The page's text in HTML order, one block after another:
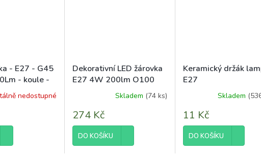
- E27 - G45
- koule -
nedostupné
Dekorativní LED žárovka
E27 4W 200lm O100
Amber Retro - řada
Skladem (74 ks)
274 Kč
DO KOŠÍKU
Keramický držák
E27
Skladem
11 Kč
DO KOŠÍKU